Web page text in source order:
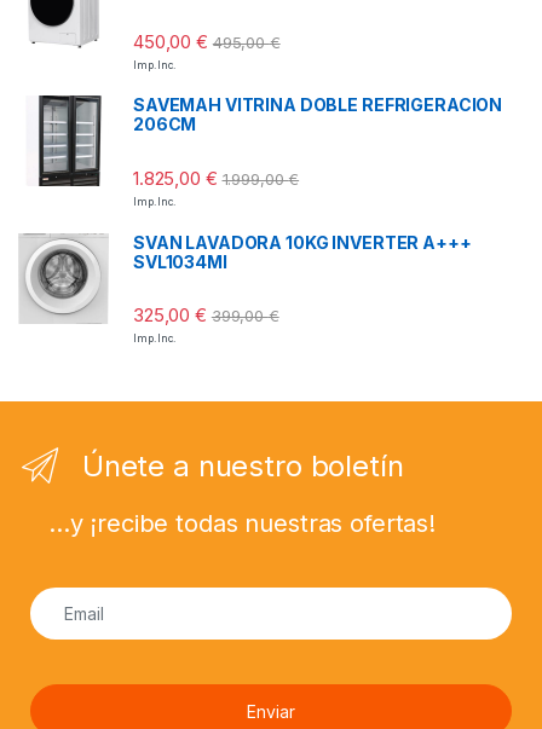
450,00€ 495,00€
Imp. Inc.
SAVEMAH VITRINA DOBLE REFRIGERACION
206CM
1.825,00 € 1.999,00€
Imp. Inc.
SVAN LAVADORA 10KG INVERTER A+++
SVL1034MI
325,00€ 399,00€
Imp. Inc.
Únete a nuestro boletín
...y ¡recibe todas nuestras ofertas!